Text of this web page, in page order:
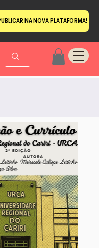
NA NOVA PLATAFORMA!